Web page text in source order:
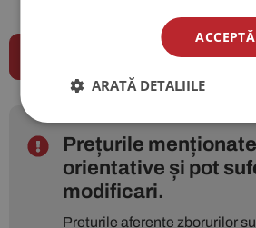
Prețurile
orientative și pot
modificari.
Prețurile aferente zborurilor
ARATĂ DETALIILE